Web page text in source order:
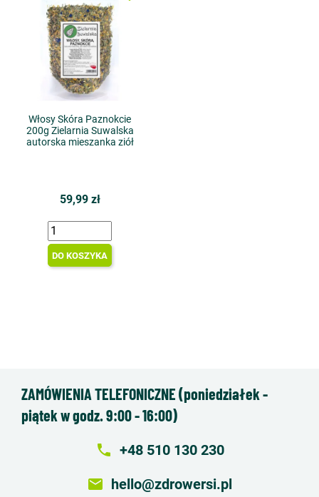
Włosy Skóra Paznokcie
200g Zielarnia Suwalska
autorska mieszanka ziół
59,99 zł
DO KOSZYKA
ZAMÓWIENIA TELEFONICZNE (poniedziałek -
piątek w godz. 9:00 - 16:00)
local_phone +48 510 130 230
email hello@zdrowersi.pl